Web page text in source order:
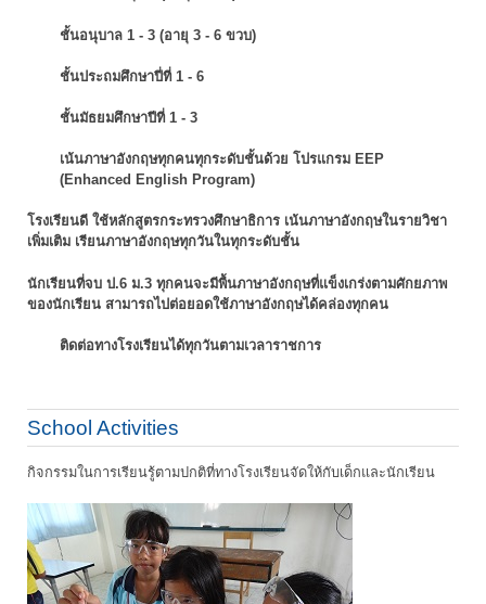
ชั้นอนุบาล 1 - 3 (อายุ 3 - 6 ขวบ)
ชั้นประถมศึกษาปี่ที่ 1 - 6
ชั้นมัธยมศึกษาปีที่ 1 - 3
เน้นภาษาอังกฤษทุกคนทุกระดับชั้นด้วย โปรแกรม EEP
(Enhanced English Program)
โรงเรียนดี ใช้หลักสูตรกระทรวงศึกษาธิการ เน้นภาษาอังกฤษในรายวิชา
เพิ่มเติม เรียนภาษาอังกฤษทุกวันในทุกระดับชั้น
นักเรียนที่จบ ป.6 ม.3 ทุกคนจะมีพื้นภาษาอังกฤษที่แข็งเกร่งตามศักยภาพ
ของนักเรียน สามารถไปต่อยอดใช้ภาษาอังกฤษได้คล่องทุกคน
ติดต่อทางโรงเรียนได้ทุกวันตามเวลาราชการ
School Activities
กิจกรรมในการเรียนรู้ตามปกติที่ทางโรงเรียนจัดให้กับเด็กและนักเรียน